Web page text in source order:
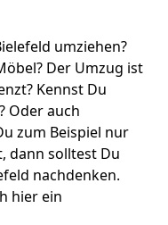
umziehen?
Der Umzug ist
Kennst Du
? Oder auch
zum Beispiel nur
dann solltest Du
nachdenken.
hier ein